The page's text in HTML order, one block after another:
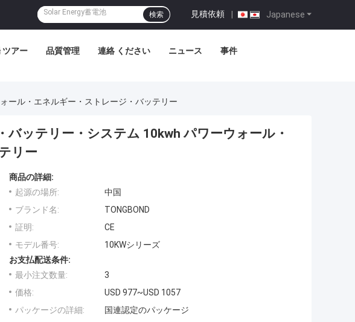
Japanese
見積依頼 |
検索
ツアー 品質管理 連絡 ください ニュース 事件
ール・エネルギー・ストレージ・バッテリー
バッテリー・システム 10kwh パワーウォール・
リー
商品の詳細:
起源の場所:
中国
ブランド名:
TONGBOND
証明:
CE
モデル番号:
10KWシリーズ
お支払配送条件:
最小注文数量:
3
価格:
USD 977~USD 1057
パッケージの詳細:
国連認定のパッケージ